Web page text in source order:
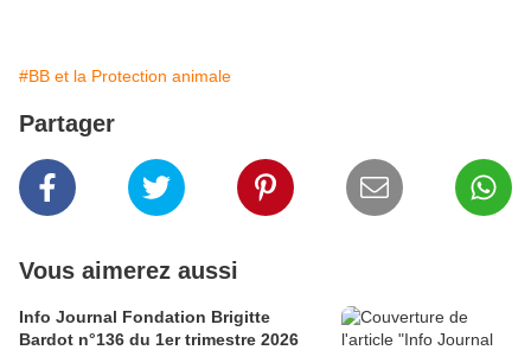
#BB et la Protection animale
Partager
Vous aimerez aussi
Info Journal Fondation Brigitte
Bardot n°136 du 1er trimestre 2026